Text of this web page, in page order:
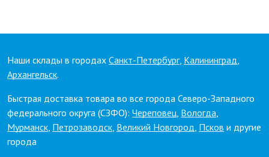
Наши склады в городах Санкт-Петербург, Калининград,
Архангельск.
Быстрая доставка товара во все города Северо-Западного
федерального округа (СЗФО): Череповец, Вологда,
Мурманск, Петрозаводск, Великий Новгород, Псков и другие
города